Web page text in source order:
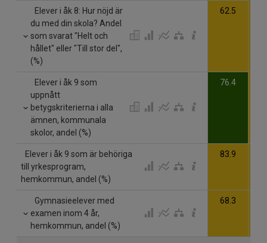
Elever i åk 8: Hur nöjd är
du med din skola? Andel
som svarat "Helt och
hållet" eller "Till stor del",
(%)
62.5
Elever i åk 9 som
uppnått
betygskriterierna i alla
ämnen, kommunala
skolor, andel (%)
76.4
Elever i åk 9 som är behöriga
till yrkesprogram,
hemkommun, andel (%)
83.9
Gymnasieelever med
examen inom 4 år,
hemkommun, andel (%)
68.3